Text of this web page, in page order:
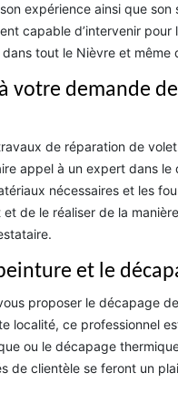
expérience ainsi que
capable d’intervenir
tout le Nièvre et même
votre demande
de réparation de
appel à un expert dans le
nécessaires et les
de le réaliser de la
et le
proposer le décapage
localité, ce professionnel
ou le décapage
de clientèle se feront un